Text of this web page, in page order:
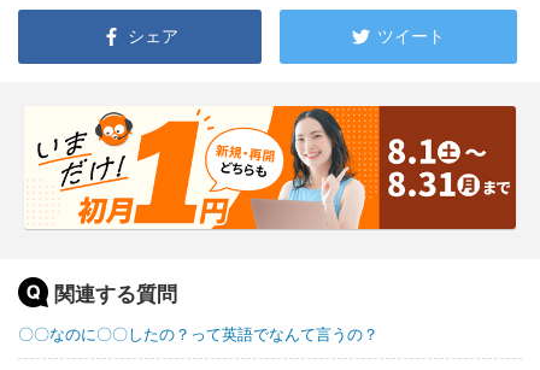
シェア ツイート
関連する質問
〇〇なのに〇〇したの？って英語でなんて言うの？